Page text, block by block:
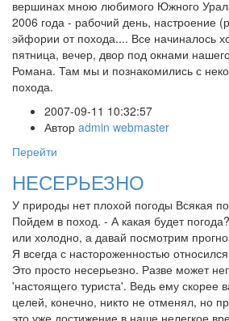
вершинах мною любимого Южного
2006 года - рабочий день, настроение
эйфории от похода.... Все начиналось
пятница, вечер, двор под окнами
Романа. Там мы и познакомились с
похода.
2007-09-11 10:32:57
Автор admin webmaster
Перейти
НЕСЕРЬЕЗНО
У природы нет плохой погоды Всякая
Пойдем в поход. - А какая будет
или холодно, а давай посмотрим
Я всегда с настороженностью
Это просто несерьезно. Разве может
'настоящего туриста'. Ведь ему скорее
целей, конечно, никто не отменял, но
это уже достижение в наше нелегкое